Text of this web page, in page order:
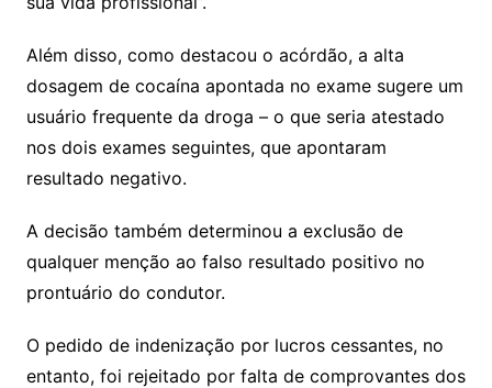
Além disso, como destacou o acórdão, a alta
dosagem de cocaína apontada no exame sugere um
usuário frequente da droga – o que seria atestado
nos dois exames seguintes, que apontaram
resultado negativo.
A decisão também determinou a exclusão de
qualquer menção ao falso resultado positivo no
prontuário do condutor.
O pedido de indenização por lucros cessantes, no
entanto, foi rejeitado por falta de comprovantes dos